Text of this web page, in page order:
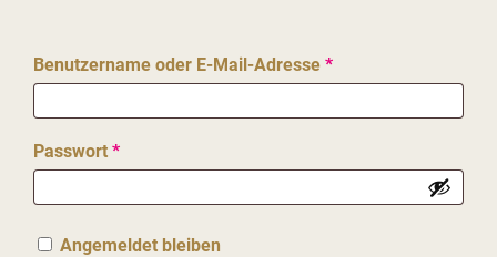
Benutzername oder E-Mail-Adresse *Erforderlich
Passwort *Erforderlich
Angemeldet bleiben